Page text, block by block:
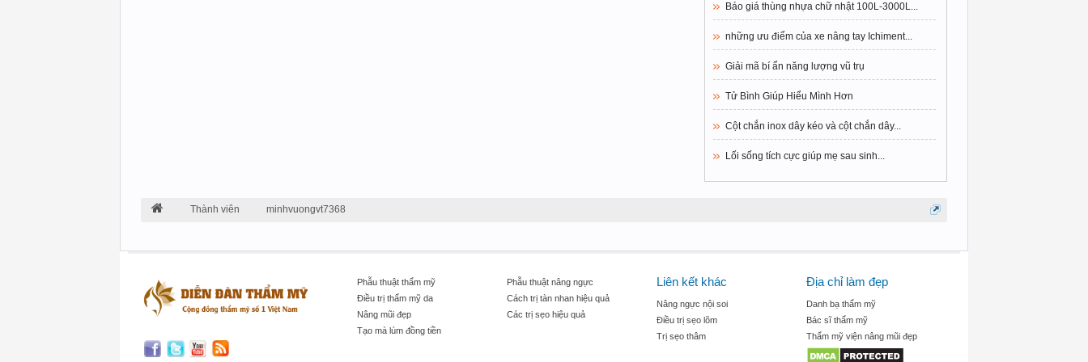
Báo giá thùng nhựa chữ nhật 100L-3000L...
những ưu điểm của xe nâng tay Ichiment...
Giải mã bí ẩn năng lượng vũ trụ
Tử Bình Giúp Hiểu Mình Hơn
Cột chắn inox dây kéo và cột chắn dây...
Lối sống tích cực giúp mẹ sau sinh...
Thành viên minhvuongvt7368
Phẫu thuật thẩm mỹ
Điều trị thẩm mỹ da
Nâng mũi đẹp
Tạo mà lúm đồng tiền
Phẫu thuật nâng ngực
Cách trị tàn nhan hiệu quả
Các trị sẹo hiệu quả
Liên kết khác
Nâng ngực nội soi
Điều trị sẹo lõm
Trị sẹo thâm
Địa chỉ làm đẹp
Danh bạ thẩm mỹ
Bác sĩ thẩm mỹ
Thẩm mỹ viện nâng mũi đẹp